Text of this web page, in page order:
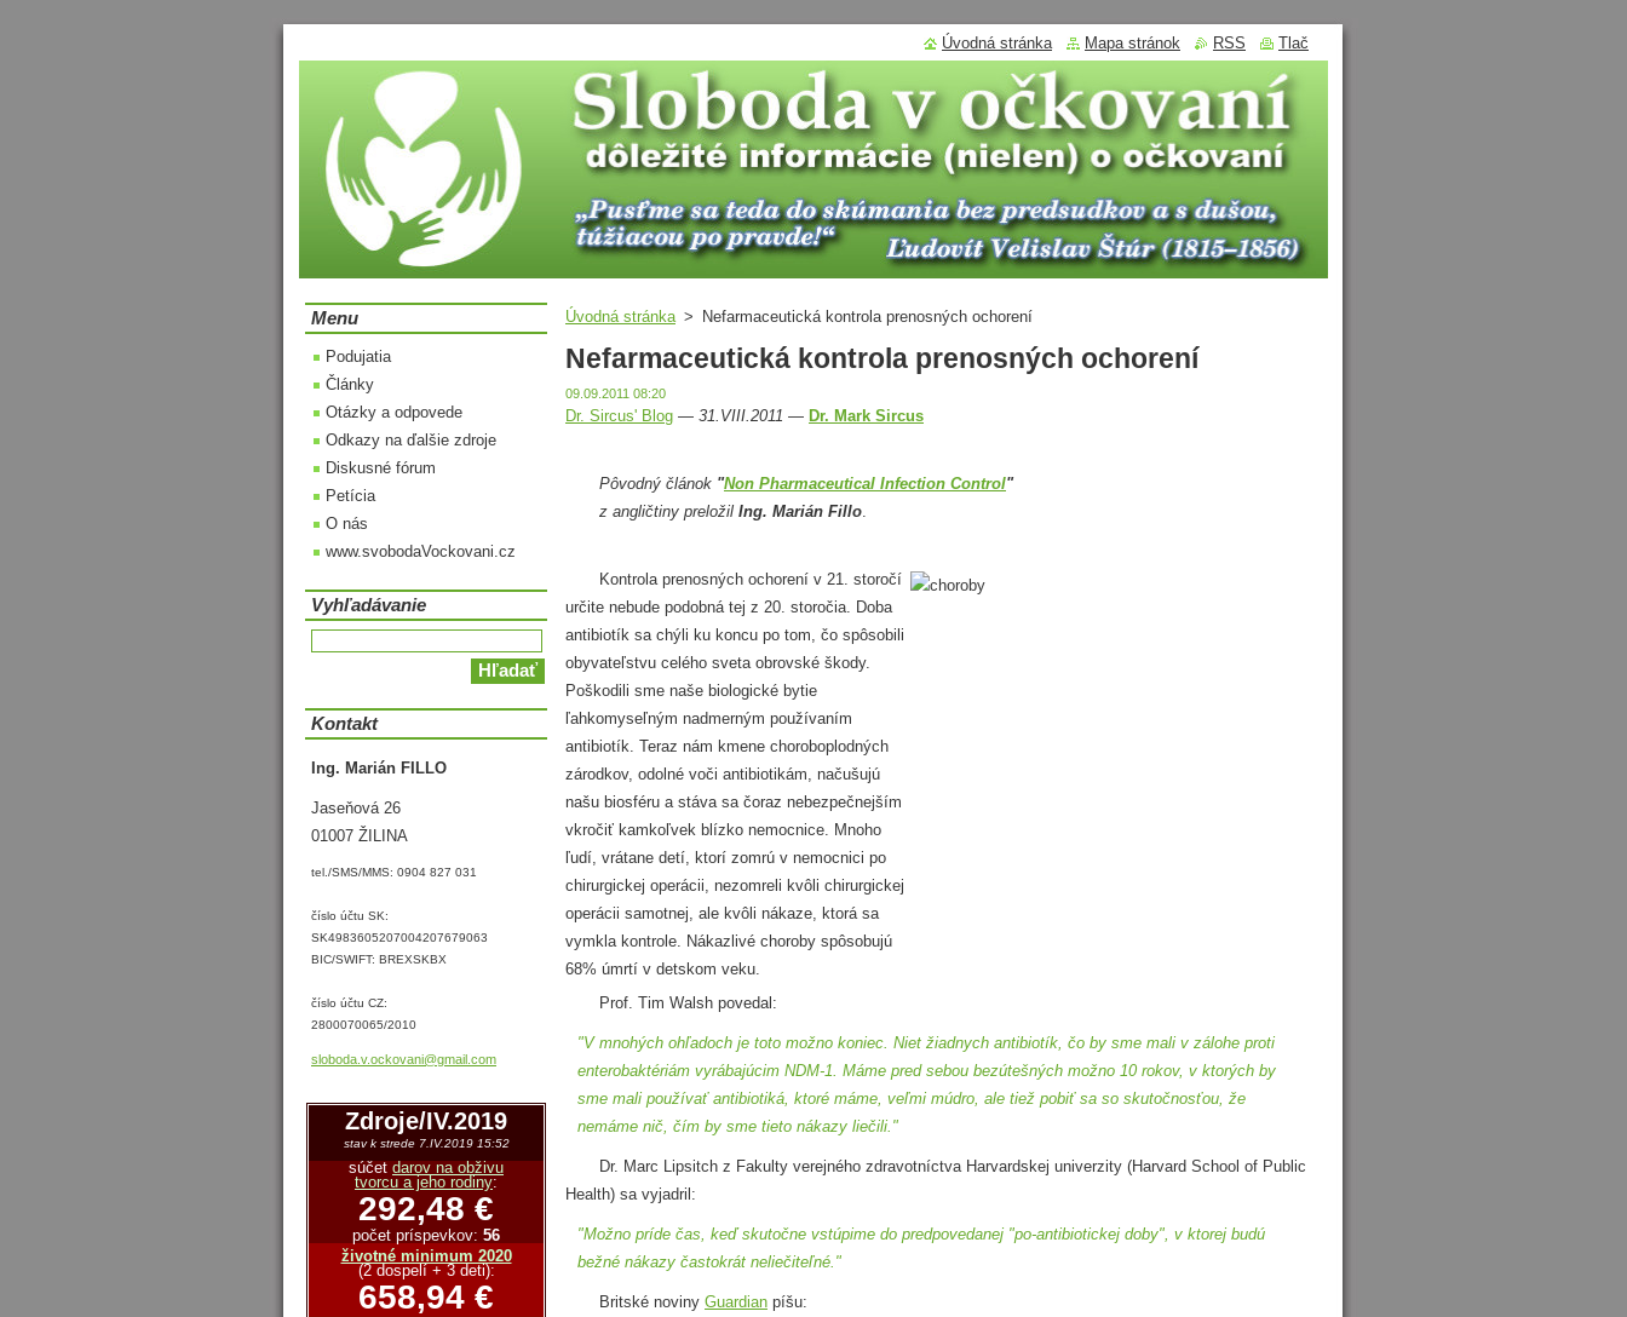
Úvodná stránka > Nefarmaceutická kontrola prenosných ochorení
Nefarmaceutická kontrola prenosných ochorení
09.09.2011 08:20
Dr. Sircus' Blog — 31.VIII.2011 — Dr. Mark Sircus
Pôvodný článok "Non Pharmaceutical Infection Control"
z angličtiny preložil Ing. Marián Fillo.
Kontrola prenosných ochorení v 21. storočí
určite nebude podobná tej z 20. storočia. Doba
antibiotík sa chýli ku koncu po tom, čo spôsobili
obyvateľstvu celého sveta obrovské škody.
Poškodili sme naše biologické bytie
ľahkomyseľným nadmerným používaním
antibiotík. Teraz nám kmene choroboplodných
zárodkov, odolné voči antibiotikám, načušujú
našu biosféru a stáva sa čoraz nebezpečnejším
vkročiť kamkoľvek blízko nemocnice. Mnoho
ľudí, vrátane detí, ktorí zomrú v nemocnici po
chirurgickej operácii, nezomreli kvôli chirurgickej
operácii samotnej, ale kvôli nákaze, ktorá sa
vymkla kontrole. Nákazlivé choroby spôsobujú
68% úmrtí v detskom veku.
Prof. Tim Walsh povedal:
"V mnohých ohľadoch je toto možno koniec. Niet žiadnych antibiotík, čo by sme mali v zálohe proti
enterobaktériám vyrábajúcim NDM-1. Máme pred sebou bezútešných možno 10 rokov, v ktorých by
sme mali používať antibiotiká, ktoré máme, veľmi múdro, ale tiež pobiť sa so skutočnosťou, že
nemáme nič, čím by sme tieto nákazy liečili."
Dr. Marc Lipsitch z Fakulty verejného zdravotníctva Harvardskej univerzity (Harvard School of Public
Health) sa vyjadril:
"Možno príde čas, keď skutočne vstúpime do predpovedanej "po-antibiotickej doby", v ktorej budú
bežné nákazy častokrát neliečiteľné."
Britské noviny Guardian píšu:
Menu
Podujatia
Články
Otázky a odpovede
Odkazy na ďalšie zdroje
Diskusné fórum
Petícia
O nás
www.svobodaVockovani.cz
Vyhľadávanie
Kontakt
Ing. Marián FILLO
Jaseňová 26
01007 ŽILINA
tel./SMS/MMS: 0904 827 031
číslo účtu SK:
SK4983605207004207679063
BIC/SWIFT: BREXSKBX
číslo účtu CZ:
2800070065/2010
sloboda. v.ockovani@gmail .com
Zdroje/IV.2019
stav k strede 7.IV.2019 15:52
súčet darov na obživu
tvorcu a jeho rodiny:
292,48 €
počet príspevkov: 56
životné minimum 2020
(2 dospelí + 3 deti):
658,94 €
Úvodná stránka Mapa stránok RSS Tlač